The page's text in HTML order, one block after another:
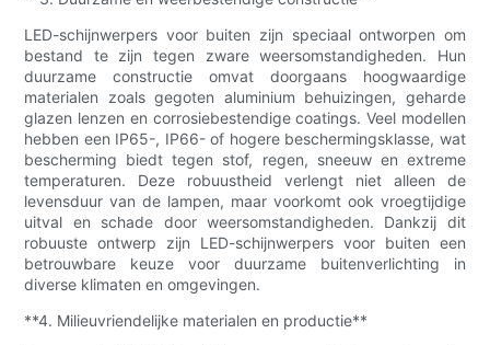
LED-schijnwerpers voor buiten zijn speciaal ontworpen om
bestand te zijn tegen zware weersomstandigheden. Hun
duurzame constructie omvat doorgaans hoogwaardige
materialen zoals gegoten aluminium behuizingen, geharde
glazen lenzen en corrosiebestendige coatings. Veel modellen
hebben een IP65-, IP66- of hogere beschermingsklasse, wat
bescherming biedt tegen stof, regen, sneeuw en extreme
temperaturen. Deze robuustheid verlengt niet alleen de
levensduur van de lampen, maar voorkomt ook vroegtijdige
uitval en schade door weersomstandigheden. Dankzij dit
robuuste ontwerp zijn LED-schijnwerpers voor buiten een
betrouwbare keuze voor duurzame buitenverlichting in
diverse klimaten en omgevingen.
**4. Milieuvriendelijke materialen en productie**